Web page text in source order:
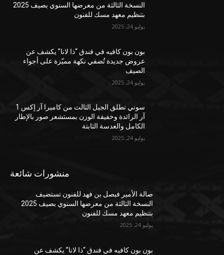
النسخة الثالثة من معرضها السنوي بصيف 2025
بتنظيم معهد مسك للفنون
يوليو 24, 2025
بون بون كافيه في فندق “ذا لانا” يكشف عن
عروض جديدة تُضفي نكهة مميّزة على أجواء
الصيف
يوليو 24, 2025
سوني تطلق الجيل الثالث من كاميرا آر إكس 1
آر الرائدة وخفيفة الوزن بمستشعر صور بالإطار
الكامل والعدسة الثابتة
يوليو 24, 2025
منشورات شائعة
صالة الأمير فيصل بن فهد للفنون تستضيف
النسخة الثالثة من معرضها السنوي بصيف 2025
بتنظيم معهد مسك للفنون
يوليو 24, 2025
بون بون كافيه في فندق “ذا لانا” يكشف عن